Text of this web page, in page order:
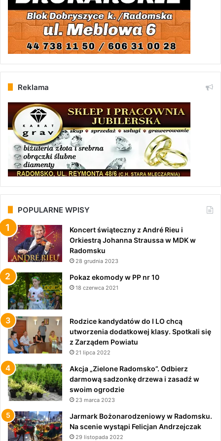
Reklama
POPULARNE WPISY
Koncert świąteczny z André Rieu i
Orkiestrą Johanna Straussa w MDK w
Radomsku
28 grudnia 2023
Pokaz ekomody w PP nr 10
18 czerwca 2021
Rodzice kandydatów do I LO chcą
utworzenia dodatkowej klasy. Spotkali się
z Zarządem Powiatu
21 lipca 2022
Akcja „Zielone Radomsko”. Odbierz
darmową sadzonkę drzewa i zasadź w
swoim ogrodzie
23 marca 2023
Jarmark Bożonarodzeniowy w Radomsku.
Na scenie wystąpi Felicjan Andrzejczak
29 listopada 2022